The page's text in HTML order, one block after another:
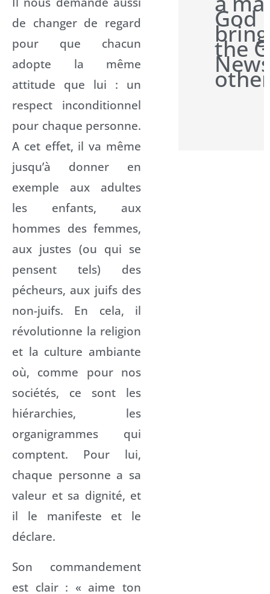
de changer de regard
pour que chacun
adopte la même
attitude que lui : un
respect inconditionnel
pour chaque personne.
A cet effet, il va même
jusqu’à donner en
exemple aux adultes
les enfants, aux
hommes des femmes,
aux justes (ou qui se
pensent tels) des
pécheurs, aux juifs des
non-juifs. En cela, il
révolutionne la religion
et la culture ambiante
où, comme pour nos
sociétés, ce sont les
hiérarchies, les
organigrammes qui
comptent. Pour lui,
chaque personne a sa
valeur et sa dignité, et
il le manifeste et le
déclare.
Son commandement
est clair : « aime ton
God
the